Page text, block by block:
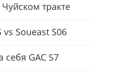
тракте
vs Soueast S06
GAC S7